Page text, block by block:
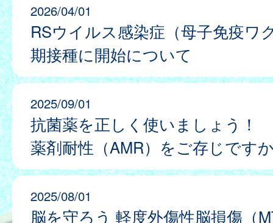
2026/04/01
RSウイルス感染症（母子免疫ワ
期接種に開始について
2025/09/01
抗菌薬を正しく使いましょう！
薬剤耐性（AMR）をご存じです
2025/08/01
脳を守ろう 軽度外傷性脳損傷（